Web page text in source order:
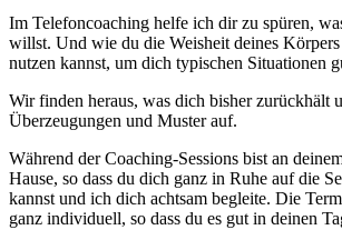
Im Telefoncoaching helfe ich dir zu spüren,
willst. Und wie du die Weisheit deines
nutzen kannst, um dich typischen Situationen
Wir finden heraus, was dich bisher zurückhält
Überzeugungen und Muster auf.
Während der Coaching-Sessions bist an
Hause, so dass du dich ganz in Ruhe auf die
kannst und ich dich achtsam begleite. Die
ganz individuell, so dass du es gut in deinen